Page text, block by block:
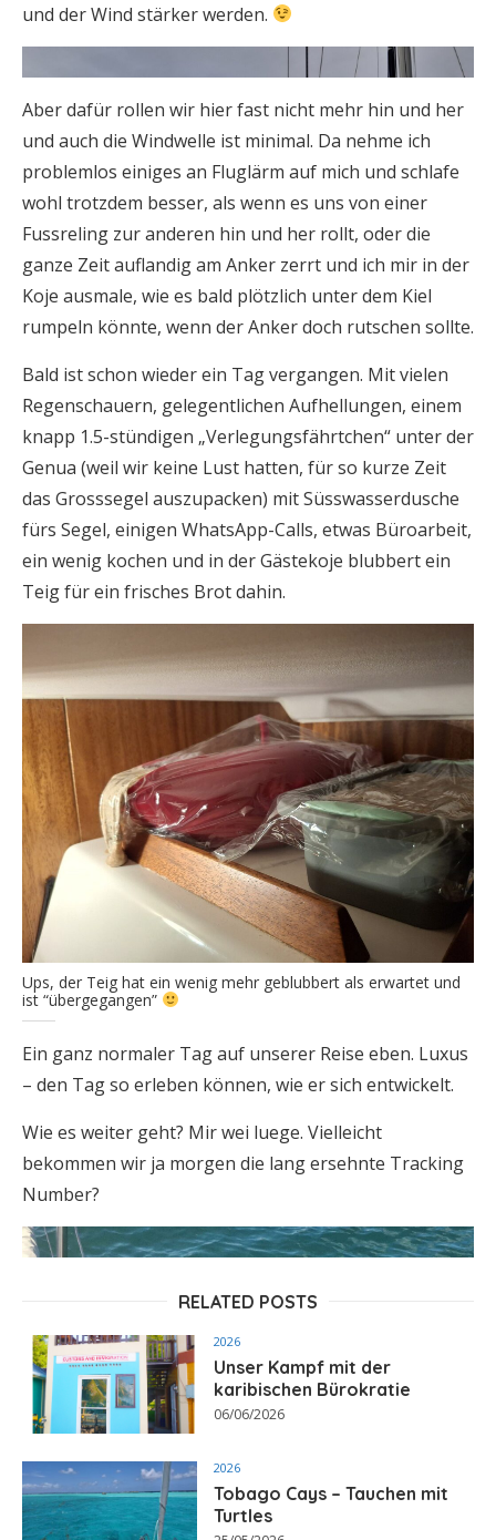
und der Wind stärker werden.
Aber dafür rollen wir hier fast nicht mehr hin und her
und auch die Windwelle ist minimal. Da nehme ich
problemlos einiges an Fluglärm auf mich und schlafe
wohl trotzdem besser, als wenn es uns von einer
Fussreling zur anderen hin und her rollt, oder die
ganze Zeit auflandig am Anker zerrt und ich mir in der
Koje ausmale, wie es bald plötzlich unter dem Kiel
rumpeln könnte, wenn der Anker doch rutschen sollte.
Bald ist schon wieder ein Tag vergangen. Mit vielen
Regenschauern, gelegentlichen Aufhellungen, einem
knapp 1.5-stündigen „Verlegungsfährtchen“ unter der
Genua (weil wir keine Lust hatten, für so kurze Zeit
das Grosssegel auszupacken) mit Süsswasserdusche
fürs Segel, einigen WhatsApp-Calls, etwas Büroarbeit,
ein wenig kochen und in der Gästekoje blubbert ein
Teig für ein frisches Brot dahin.
Ups, der Teig hat ein wenig mehr geblubbert als erwartet und
ist “übergegangen”
Ein ganz normaler Tag auf unserer Reise eben. Luxus
– den Tag so erleben können, wie er sich entwickelt.
Wie es weiter geht? Mir wei luege. Vielleicht
bekommen wir ja morgen die lang ersehnte Tracking
Number?
RELATED POSTS
2026
Unser Kampf mit der
karibischen Bürokratie
06/06/2026
2026
Tobago Cays – Tauchen mit
Turtles